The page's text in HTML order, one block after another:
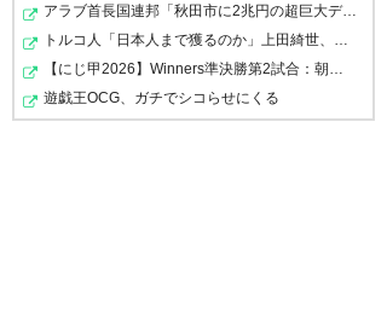
ちなみにだけど連合の代表さん
はブーイング辞めるように促し
— 若→お嬢〔すぎさき総理〕ア
ミパラ垂水の秘密兵器の惜しい
子 (Reyv1222)2019, 10月 2
アラブ首長国連邦「秋田市に2兆円の超巨大データセンター…
遊戯王OCG、ガチでシコらせにくる